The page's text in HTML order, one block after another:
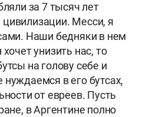
за 7 тысяч лет
Месси, я
Наши бедняки в нем
унизить нас, то
на голову себе и
в его бутсах,
от евреев. Пусть
в Аргентине полно